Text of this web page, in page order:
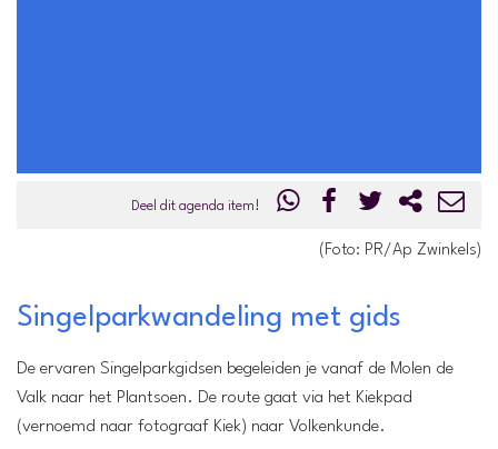
Deel dit agenda item!
(Foto: PR/Ap Zwinkels)
Molen de Valk
Singelparkwandeling met gids
De ervaren Singelparkgidsen begeleiden je vanaf de Molen de
Valk naar het Plantsoen. De route gaat via het Kiekpad
(vernoemd naar fotograaf Kiek) naar Volkenkunde.